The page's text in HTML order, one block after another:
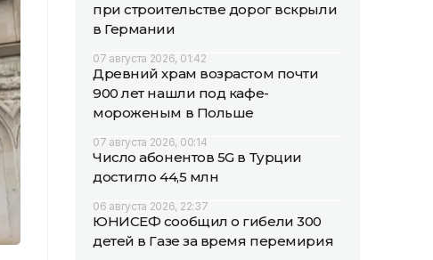
при строительстве дорог вскрыли
в Германии
07 августа 2026, 01:42
Древний храм возрастом почти
900 лет нашли под кафе-
мороженым в Польше
07 августа 2026, 00:14
Число абонентов 5G в Турции
достигло 44,5 млн
06 августа 2026, 22:37
ЮНИСЕФ сообщил о гибели 300
детей в Газе за время перемирия